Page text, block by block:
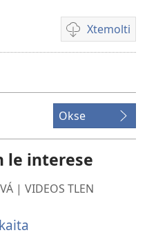
Xtemolti
Kenon
tikintemoltis
link
description,
for
screen
reader
Okse
le interese
| VIDEOS TLEN